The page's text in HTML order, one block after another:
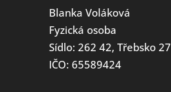
Blanka Voláková
Fyzická osoba
Sídlo: 262 42, Třebsko 27
IČO: 65589424